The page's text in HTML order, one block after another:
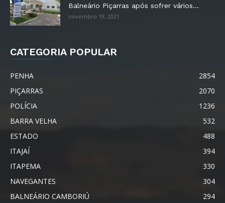
Balneário Piçarras após sofrer vários...
novembro 19, 2021
CATEGORIA POPULAR
PENHA
2854
PIÇARRAS
2070
POLÍCIA
1236
BARRA VELHA
532
ESTADO
488
ITAJAÍ
394
ITAPEMA
330
NAVEGANTES
304
BALNEÁRIO CAMBORIÚ
294